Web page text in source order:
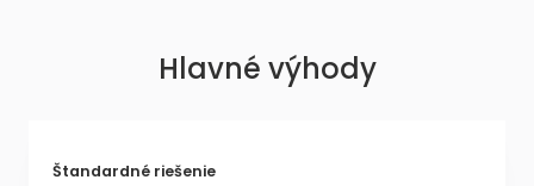
Hlavné výhody
Štandardné riešenie